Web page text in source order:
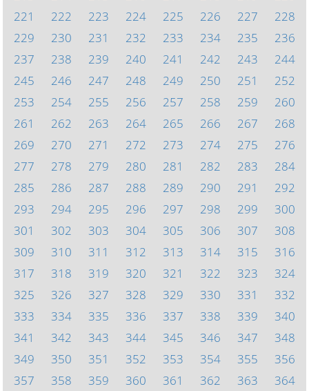
221
222 223 224 225 226 227
228
229
230 231 232 233 234 235
236
237
238 239 240 241 242 243
244
245
246 247 248 249 250 251
252
253
254 255 256 257 258 259
260
261
262 263 264 265 266 267
268
269
270 271 272 273 274 275
276
277
278 279 280 281 282 283
284
285
286 287 288 289 290 291
292
293
294 295 296 297 298 299
300
301
302 303 304 305 306 307
308
309
310 311 312 313 314 315
316
317
318 319 320 321 322 323
324
325
326 327 328 329 330 331
332
333
334 335 336 337 338 339
340
341
342 343 344 345 346 347
348
349
350 351 352 353 354 355
356
357
358 359 360 361 362 363 364